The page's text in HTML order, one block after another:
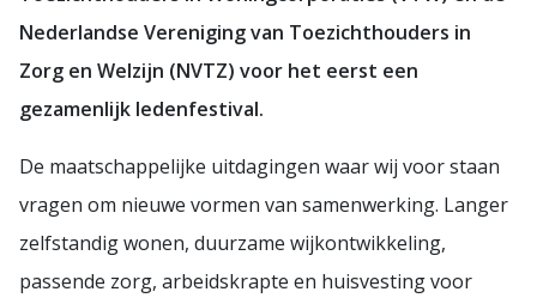
Nederlandse Vereniging van Toezichthouders in
Zorg en Welzijn (NVTZ) voor het eerst een
gezamenlijk ledenfestival.
De maatschappelijke uitdagingen waar wij voor staan
vragen om nieuwe vormen van samenwerking. Langer
zelfstandig wonen, duurzame wijkontwikkeling,
passende zorg, arbeidskrapte en huisvesting voor